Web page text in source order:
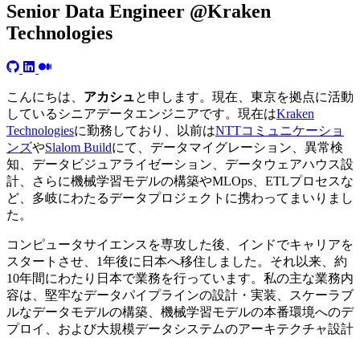
Senior Data Engineer @Kraken
Technologies
こんにちは、 アカシュと申します。現在、東京を拠点に活動
しているシニアデータエンジニアです。現在はKraken
Technologiesに勤務しており、以前はNTTコミュニケーショ
ンズやSlalom Buildにて、データマイグレーション、異常検
知、データビジュアライゼーション、データウェアハウス設
計、さらに機械学習モデルの構築やMLOps、ETLプロセスな
ど、多岐にわたるデータプロジェクトに携わってまいりまし
た。
コンピュータサイエンスを専攻した後、インドでキャリアを
スタートさせ、1年後に日本へ移住しました。それ以来、約
10年間にわたり日本で業務を行っています。私の主な業務内
容は、堅牢なデータパイプラインの設計・実装、スケーラブ
ルなデータモデルの構築、機械学習モデルの本番環境へのデ
プロイ、および大規模データシステムのアーキテクチャ設計